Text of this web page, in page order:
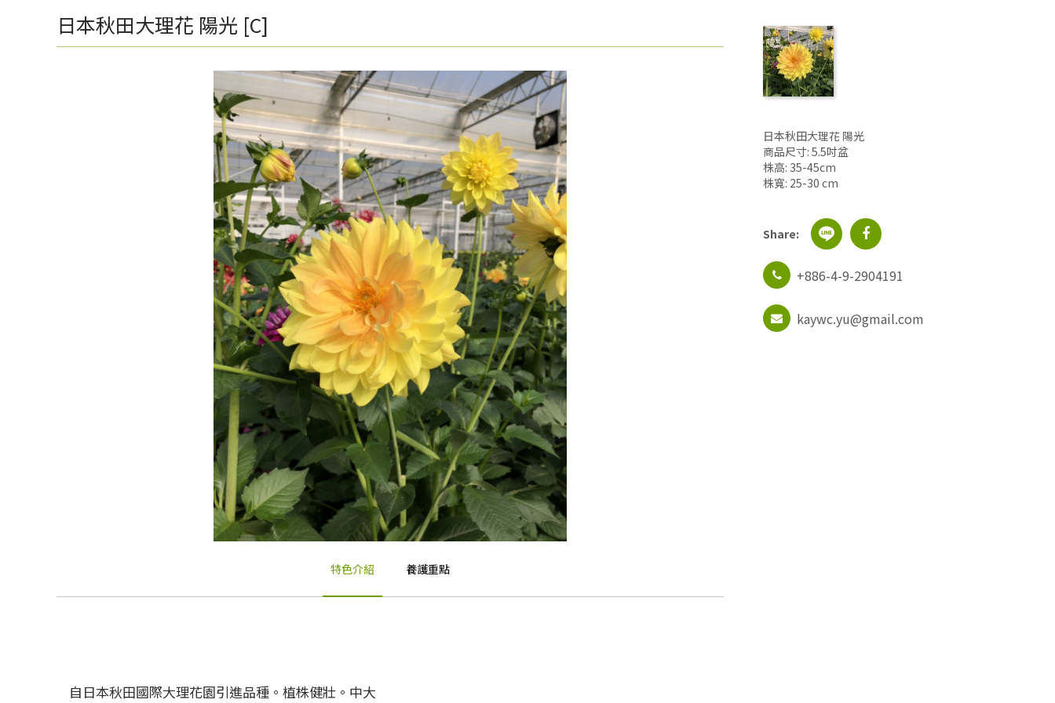
日本秋田大理花 陽光 [C]
特色介紹 養護重點
自日本秋田國際大理花園引進品種。植株健壯。中大
日本秋田大理花 陽光
商品尺寸: 5.5吋盆
株高: 35-45cm
株寬: 25-30 cm
Share:
+886-4-9-2904191
kaywc.yu@gmail.com